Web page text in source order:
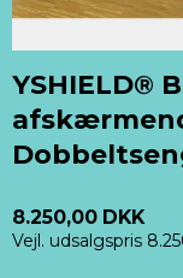
YSHIELD®
8.250,00 DKK
Vejl. udsalgspris